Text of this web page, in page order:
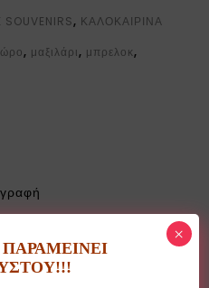
SOUVENIRS, ΚΑΛΟΚΑΙΡΙΝΑ
, μαξιλάρι, μπρελοκ,
fishome
×